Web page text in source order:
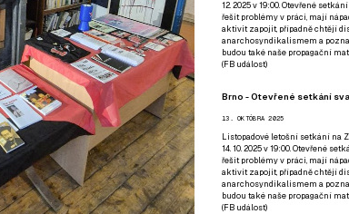
12. 2025 v 19:00. Otevřené
řešit problémy v práci, mají
aktivit zapojit, případně chtějí
anarchosyndikalismem a
budou také naše propagační
(FB událost)
Brno - Otevřené setkání
13. OKTÓBRA 2025
Listopadové letošní setkání na
14. 10. 2025 v 19:00. Otevřené
řešit problémy v práci, mají
aktivit zapojit, případně chtějí
anarchosyndikalismem a
budou také naše propagační
(FB událost)